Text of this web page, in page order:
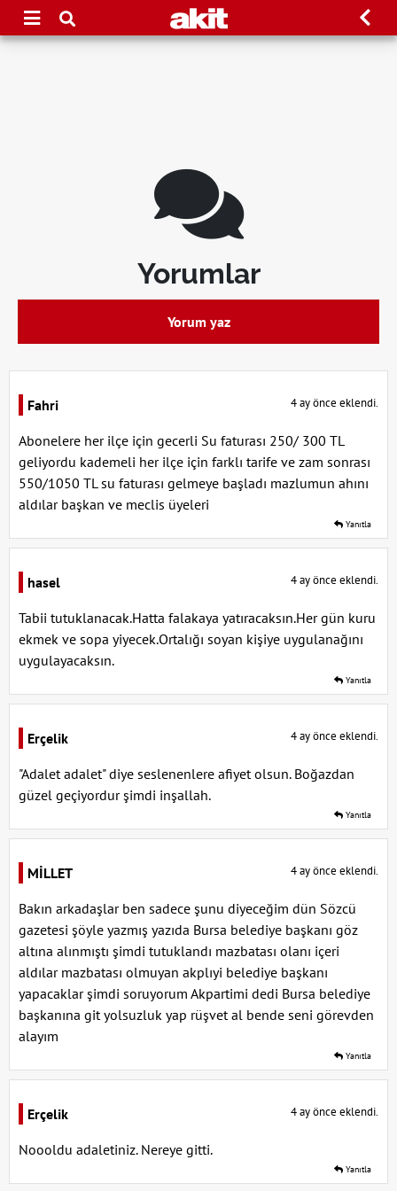
Yorumlar
Yorum yaz
Fahri 4 ay önce eklendi.
Abonelere her ilçe için gecerli Su faturası 250/ 300 TL
geliyordu kademeli her ilçe için farklı tarife ve zam sonrası
550/1050 TL su faturası gelmeye başladı mazlumun ahını
aldılar başkan ve meclis üyeleri
Yanıtla
hasel 4 ay önce eklendi.
Tabii tutuklanacak.Hatta falakaya yatıracaksın.Her gün kuru
ekmek ve sopa yiyecek.Ortalığı soyan kişiye uygulanağını
uygulayacaksın.
Yanıtla
Erçelik 4 ay önce eklendi.
"Adalet adalet" diye seslenenlere afiyet olsun. Boğazdan
güzel geçiyordur şimdi inşallah.
Yanıtla
MİLLET 4 ay önce eklendi.
Bakın arkadaşlar ben sadece şunu diyeceğim dün Sözcü
gazetesi şöyle yazmış yazıda Bursa belediye başkanı göz
altına alınmıştı şimdi tutuklandı mazbatası olanı içeri
aldılar mazbatası olmuyan akplıyi belediye başkanı
yapacaklar şimdi soruyorum Akpartimi dedi Bursa belediye
başkanına git yolsuzluk yap rüşvet al bende seni görevden
alayım
Yanıtla
Erçelik 4 ay önce eklendi.
Noooldu adaletiniz. Nereye gitti.
Yanıtla